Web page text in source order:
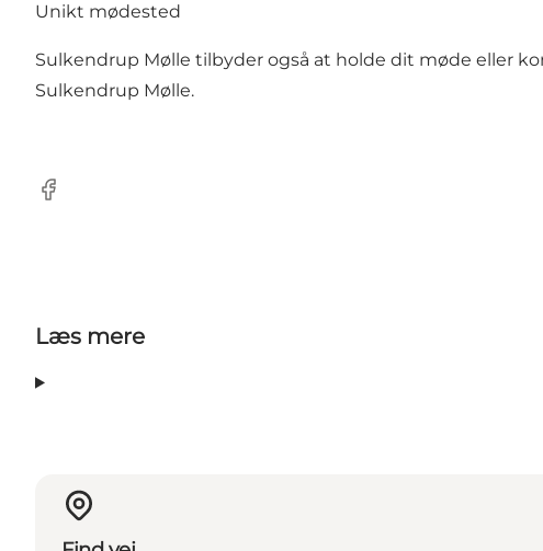
Unikt mødested
Sulkendrup Mølle tilbyder også at holde dit møde eller
Sulkendrup Mølle.
Facebook
Læs mere